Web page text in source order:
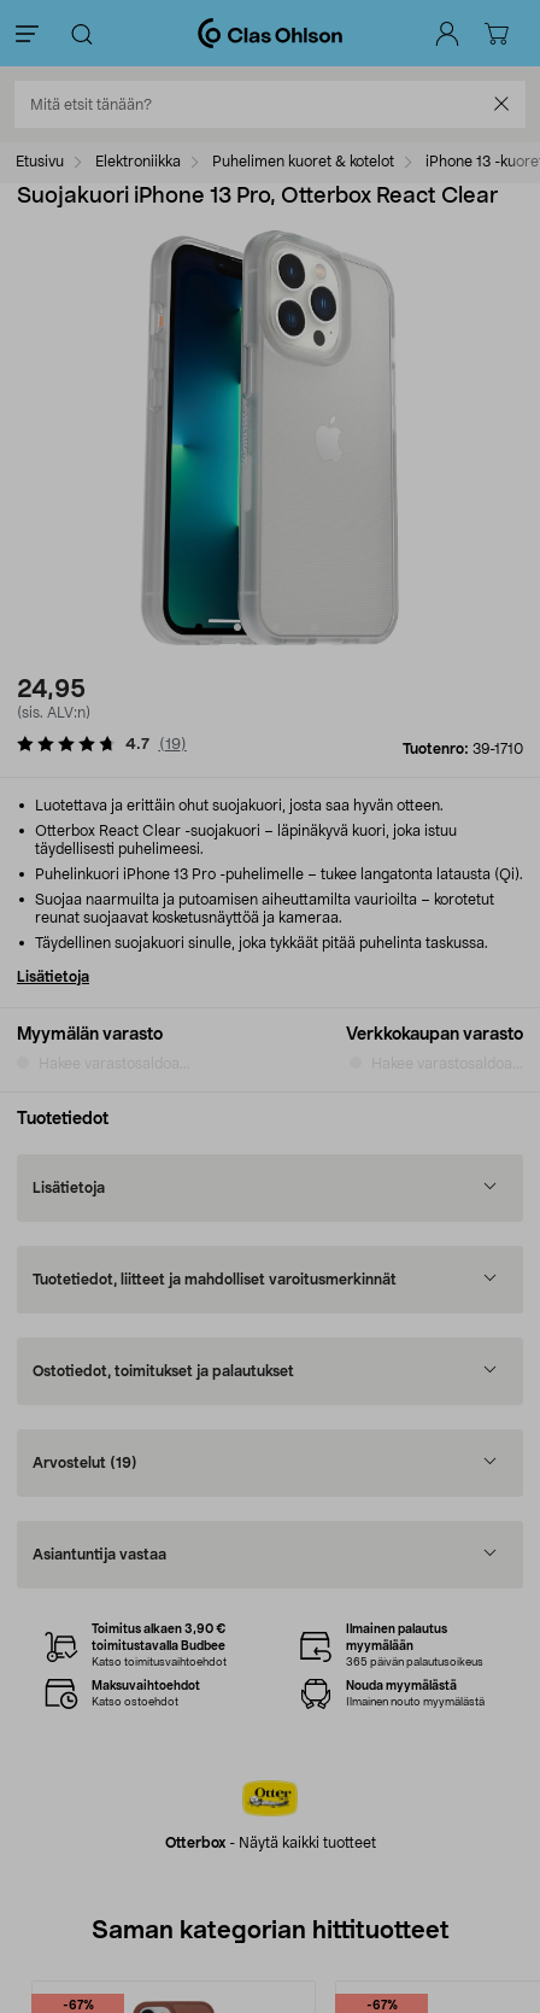
Etusivu Elektroniikka Puhelimen kuoret & kotelot iPhone 13 -
Suojakuori iPhone 13 Pro, Otterbox React Clear
24,95
(sis. ALV:n)
Tuotenro: 39-1710
4.7 (19)
Myymälän varasto Verkkokaupan varasto
Luotettava ja erittäin ohut suojakuori, josta saa hyvän otteen.
Otterbox React Clear -suojakuori – läpinäkyvä kuori, joka istuu
täydellisesti puhelimeesi.
Puhelinkuori iPhone 13 Pro -puhelimelle – tukee langatonta latausta (Qi).
Suojaa naarmuilta ja putoamisen aiheuttamilta vaurioilta – korotetut
reunat suojaavat kosketusnäyttöä ja kameraa.
Täydellinen suojakuori sinulle, joka tykkäät pitää puhelinta taskussa.
Lisätietoja
Tuotetiedot
Lisätietoja
Tuotetiedot, liitteet ja mahdolliset varoitusmerkinnät
Ostotiedot, toimitukset ja palautukset
Arvostelut (19)
Asiantuntija vastaa
Otterbox- Näytä kaikki tuotteet
Toimitus alkaen 3,90 €
toimitustavalla Budbee
Katso toimitusvaihtoehdot
Ilmainen palautus
myymälään
365 päivän palautusoikeus
Maksuvaihtoehdot
Katso ostoehdot
Nouda myymälästä
Ilmainen nouto myymälästä
Saman kategorian hittituotteet
-67% -67%